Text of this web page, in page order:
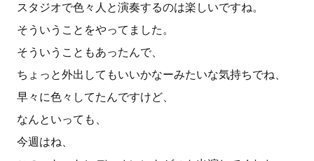
スタジオで色々人と演奏するのは楽しいですね。
そういうことをやってました。
そういうこともあったんで、
ちょっと外出してもいいかなーみたいな気持ちでね、
早々に色々してたんですけど、
なんといっても、
今週はね、